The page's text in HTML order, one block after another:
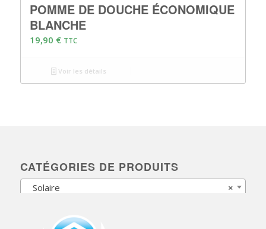
POMME DE DOUCHE ÉCONOMIQUE
BLANCHE
19,90 € TTC
Voir les détails
CATÉGORIES DE PRODUITS
×
Solaire